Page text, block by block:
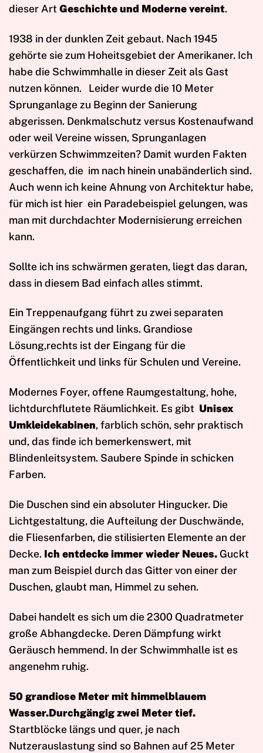
dieser ArtGeschichte und Moderne vereint.
1938 in der dunklen Zeit gebaut. Nach 1945
gehörte sie zum Hoheitsgebiet der Amerikaner. Ich
habe die Schwimmhalle in dieser Zeit als Gast
nutzen können.
Leider wurde die 10 Meter
Sprunganlage zu Beginn der Sanierung
abgerissen. Denkmalschutz versus Kostenaufwand
oder weil Vereine wissen, Sprunganlagen
verkürzen Schwimmzeiten? Damit wurden Fakten
geschaffen, die im nach hinein unabänderlich sind.
Auch wenn ich keine Ahnung von Architektur habe,
für mich ist hier ein Paradebeispiel gelungen, was
man mit durchdachter Modernisierung erreichen
kann.
Sollte ich ins schwärmen geraten, liegt das daran,
dass in diesem Bad einfach alles stimmt.
Ein Treppenaufgang führt zu zwei separaten
Eingängen rechts und links. Grandiose
Lösung,rechts ist der Eingang für die
Öffentlichkeit und links für Schulen und Vereine.
Modernes Foyer, offene Raumgestaltung, hohe,
lichtdurchflutete Räumlichkeit. Es gibt Unisex
Umkleidekabinen, farblich schön, sehr praktisch
und, das finde ich bemerkenswert, mit
Blindenleitsystem. Saubere Spinde in schicken
Farben.
Die Duschen sind ein absoluter Hingucker. Die
Lichtgestaltung, die Aufteilung der Duschwände,
die Fliesenfarben, die stilisierten Elemente an der
Decke. Ich entdecke immer wieder Neues. Guckt
man zum Beispiel durch das Gitter von einer der
Duschen, glaubt man, Himmel zu sehen.
Dabei handelt es sich um die 2300 Quadratmeter
große Abhangdecke. Deren Dämpfung wirkt
Geräusch hemmend. In der Schwimmhalle ist es
angenehm ruhig.
50 grandiose Meter mit himmelblauem
Wasser.Durchgängig zwei Meter tief.
Startblöcke längs und quer, je nach
Nutzerauslastung sind so Bahnen auf 25 Meter